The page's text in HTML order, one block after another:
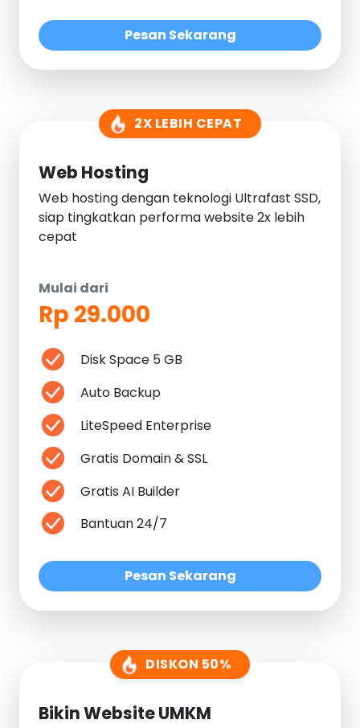
Pesan Sekarang
2X LEBIH CEPAT
Web Hosting
Web hosting dengan teknologi Ultrafast SSD,
siap tingkatkan performa website 2x lebih
cepat
Mulai dari
Rp 29.000
Disk Space 5 GB
Auto Backup
LiteSpeed Enterprise
Gratis Domain & SSL
Gratis AI Builder
Bantuan 24/7
Pesan Sekarang
DISKON 50%
Bikin Website UMKM